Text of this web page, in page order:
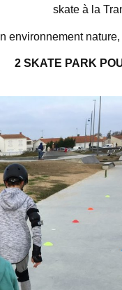
skate à la
environnement
2 SKATE PARK